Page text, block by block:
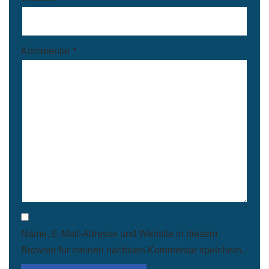
Kommentar *
Name, E-Mail-Adresse und Website in diesem
Browser für meinen nächsten Kommentar speichern.